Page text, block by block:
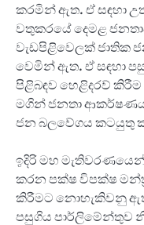
කරමින් ඇත. ඒ සඳහා
වතුකරයේ දෙමළ
වැඩපිළිවෙලක් ජාතික
වෙමින් ඇත. ඒ සඳහා
පිළිබඳව හෙළිදරව් කිරීම
මගින් ජනතා ආකර්ෂණය
ජන බලවේගය කටයුතු
ඉදිරි මහ
කරන පක්ෂ විපක්ෂ
කිරීමට නොහැකිවනු
පසුගිය